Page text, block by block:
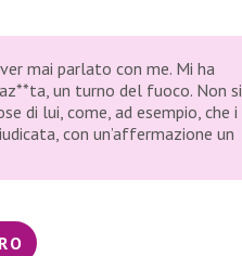
mai parlato con me. Mi ha
un turno del fuoco. Non si
di lui, come, ad esempio, che i
con un’affermazione un